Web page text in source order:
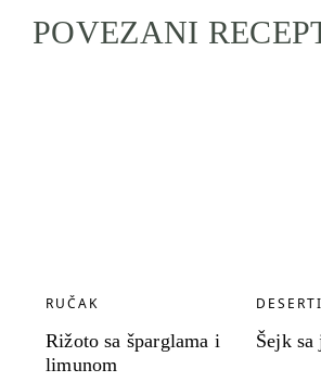
POVEZANI
RUČAK
Rižoto sa šparglama i
limunom
DESERTI
Šejk sa